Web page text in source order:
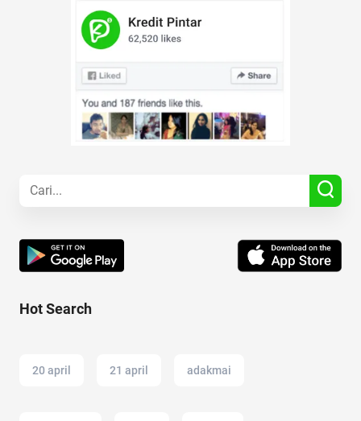
Hot Search
20 april 21 april adakmai